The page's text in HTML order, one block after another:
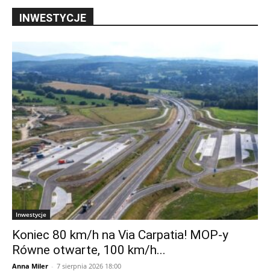
INWESTYCJE
Inwestycje
Koniec 80 km/h na Via Carpatia! MOP-y
Równe otwarte, 100 km/h...
Anna Miler - 7 sierpnia 2026 18:00